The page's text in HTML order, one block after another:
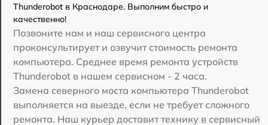
Thunderobot в Краснодаре. Выполним быстро и
качественно!
Позвоните нам и наш сервисного центра
проконсультирует и озвучит стоимость ремонта
компьютера. Среднее время ремонта устройств
Thunderobot в нашем сервисном - 2 часа.
Замена северного моста компьютера Thunderobot
выполняется на выезде, если не требует сложного
ремонта. Наш курьер доставит технику в сервисный